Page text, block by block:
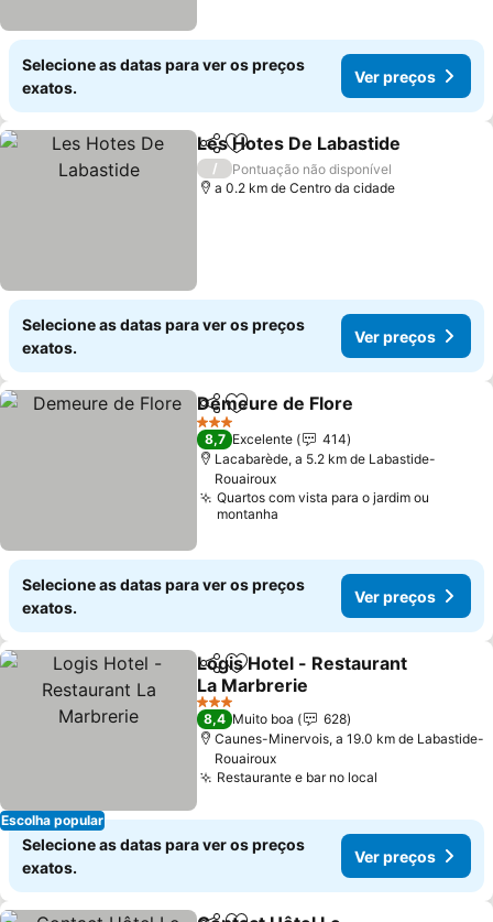
Selecione as datas para ver os preços
exatos.
Ver preços
PartilharAdicionar aos favoritos
Les Hotes De Labastide
/
Pontuação não disponível
a 0.2 km de Centro da cidade
Selecione as datas para ver os preços
exatos.
Ver preços
PartilharAdicionar aos favoritos
Demeure de Flore
3 Estrelas
8,7 Excelente
414
Lacabarède, a 5.2 km de Labastide-
Rouairoux
Quartos com vista para o jardim ou
montanha
Selecione as datas para ver os preços
exatos.
Ver preços
Escolha popular
PartilharAdicionar aos favoritos
Logis Hotel - Restaurant
La Marbrerie
Ver preços
3 Estrelas
8,4 Muito boa
628
Caunes-Minervois, a 19.0 km de Labastide-
Rouairoux
Restaurante e bar no local
Selecione as datas para ver os preços
exatos.
Ver preços